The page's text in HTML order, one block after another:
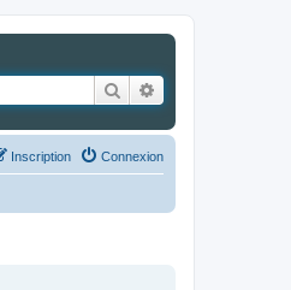
Rechercher
Connexion
Inscription